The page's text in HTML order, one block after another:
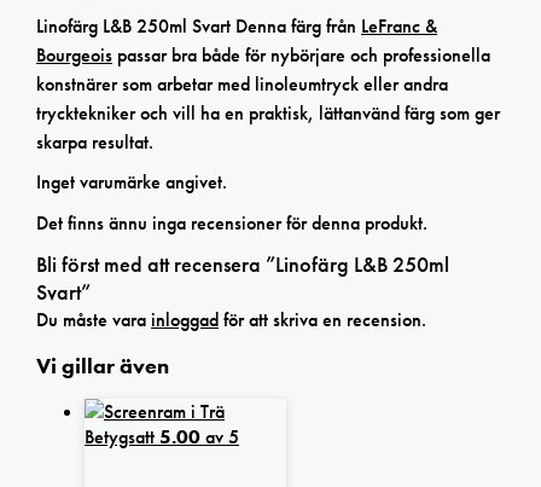
Linofärg L&B 250ml Svart Denna färg från LeFranc &
Bourgeois passar bra både för nybörjare och professionella
konstnärer som arbetar med linoleumtryck eller andra
trycktekniker och vill ha en praktisk, lättanvänd färg som ger
skarpa resultat.
Inget varumärke angivet.
Det finns ännu inga recensioner för denna produkt.
Bli först med att recensera ”Linofärg L&B 250ml
Svart”
Du måste varainloggadför att skriva en recension.
Vi gillar även
Betygsatt5.00av 5